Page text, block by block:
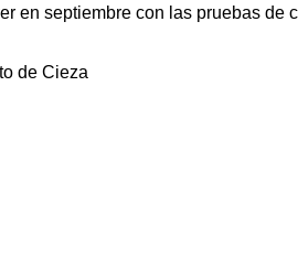
en septiembre con las pruebas de
de Cieza